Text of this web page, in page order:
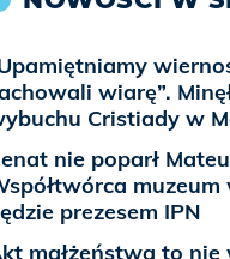
wiarę”.
Cristiady w
nie poparł
prezesem IPN
małżeństwa to nie